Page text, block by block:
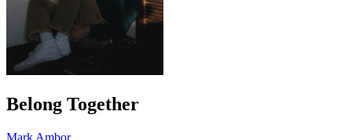
Belong Together
Mark Ambor